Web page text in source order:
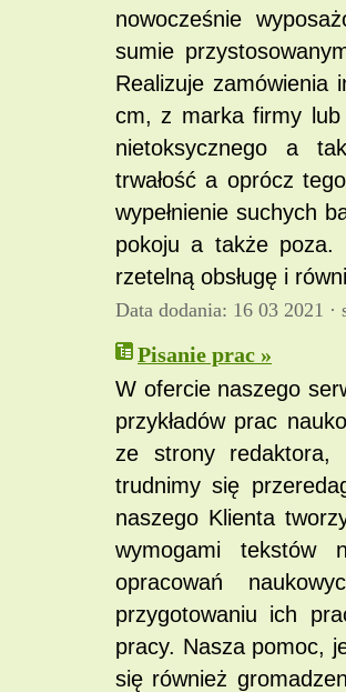
nowocześnie
sumie
Realizuje zamówienia
cm, z marka firmy lub
nietoksycznego a
trwałość a oprócz
wypełnienie suchych
pokoju a także poza.
rzetelną obsługę i
Data dodania: 16 03 2021 ·
Pisanie prac »
W ofercie naszego
przykładów prac
ze strony redaktora,
trudnimy się
naszego Klienta
wymogami tekstów
opracowań
przygotowaniu ich
pracy. Nasza pomoc,
się również